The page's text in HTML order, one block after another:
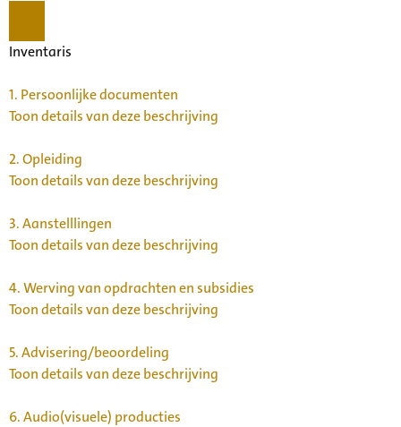
Inventaris
1. Persoonlijke documenten
Toon details van deze beschrijving
2.Opleiding
Toon details van deze beschrijving
3.Aanstelllingen
Toon details van deze beschrijving
4.Werving van opdrachten en subsidies
Toon details van deze beschrijving
5.Advisering/beoordeling
Toon details van deze beschrijving
6.Audio(visuele) producties